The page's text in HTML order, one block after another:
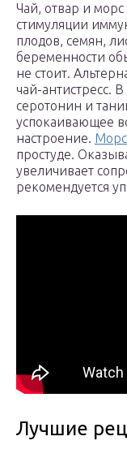
Чай, отвар и
стимуляции
плодов, семян,
беременности
не стоит.
чай-антистресс.
серотонин и
успокаивающее
настроение.
простуде.
увеличивает
рекомендуется
Лучшие